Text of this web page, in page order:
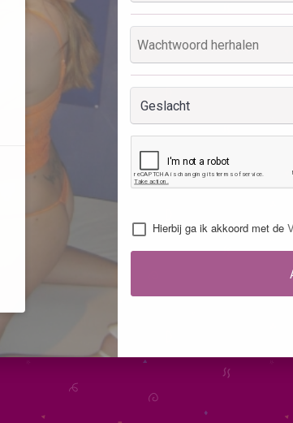
Hierbij ga ik akkoord met de